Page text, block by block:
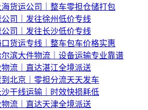
货运公司｜整车零担仓储打包
司｜发往徐州低价专线
司｜发往长沙低价专线
货运专线｜整车包车价格实惠
滨大件物流｜设备运输专业靠谱
流｜直达湛江全境派送
北京｜零担分流天天发车
干线运输｜时效快损耗低
流｜直达天津全境派送